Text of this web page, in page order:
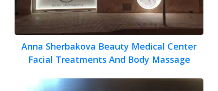
Anna Sherbakova Beauty Medical Center
Facial Treatments And Body Massage